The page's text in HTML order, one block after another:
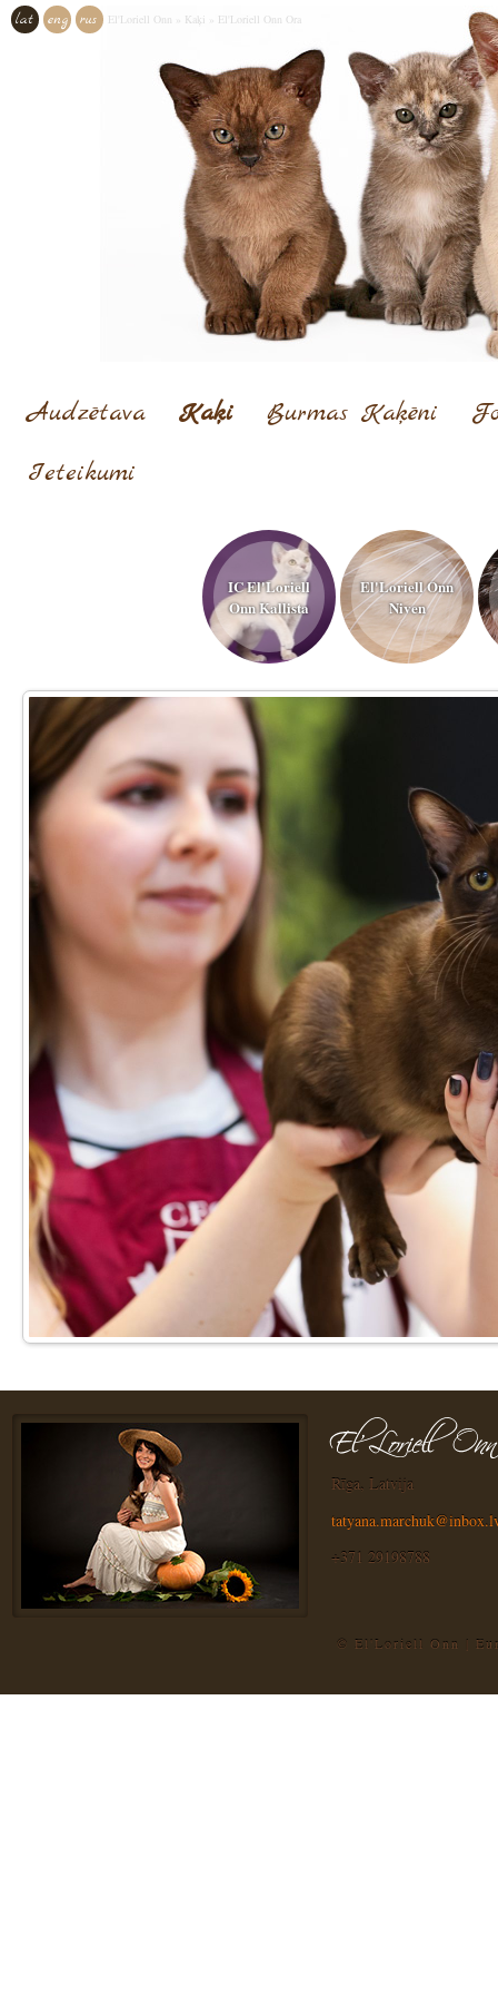
lat eng rus El'Loriell Onn Kaķi El'Loriell Onn Ora
Audzētava Kaķi Burmas Kaķēni
Ieteikumi
IC El'Loriell
Onn Kallista
El'Loriell Onn
Niven
Rīga, Latvija
+371 29198788
© El'Loriell Onn |